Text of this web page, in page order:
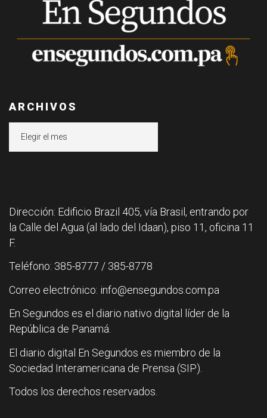
ARCHIVOS
Dirección: Edificio Brazil 405, vía Brasil, entrando por
la Calle del Agua (al lado del Idaan), piso 11, oficina 11
F.
Teléfono: 385-8777 / 385-8778
Correo electrónico: info@ensegundos.com.pa
En Segundos es el diario nativo digital líder de la
República de Panamá.
El diario digital En Segundos es miembro de la
Sociedad Interamericana de Prensa (SIP).
Todos los derechos reservados.